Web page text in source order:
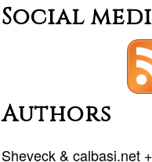
Social
Authors
Sheveck&calbasi.net+